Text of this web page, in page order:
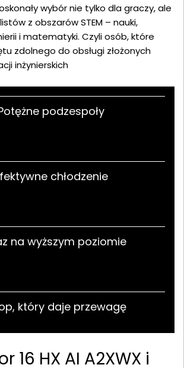
wybór nie tylko dla graczy, ale
z obszarów STEM – nauki,
i matematyki. Czyli osób, które
zdolnego do obsługi złożonych
inżynierskich
podzespoły
chłodzenie
na wyższym poziomie
który daje przewagę
16 HX AI A2XWX i